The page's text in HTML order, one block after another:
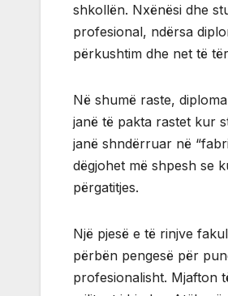
shkollën. Nxënësi dhe
profesional, ndërsa
përkushtim dhe net të
Në shumë raste,
janë të pakta rastet kur
janë shndërruar në
dëgjohet më shpesh se
përgatitjes.
Një pjesë e të rinjve
përbën pengesë për
profesionalisht. Mjafton